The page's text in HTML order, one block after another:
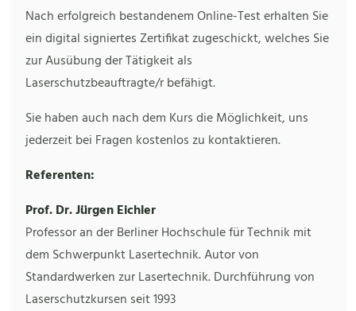
Nach erfolgreich bestandenem Online-Test erhalten Sie
ein digital signiertes Zertifikat zugeschickt, welches Sie
zur Ausübung der Tätigkeit als
Laserschutzbeauftragte/r befähigt.
Sie haben auch nach dem Kurs die Möglichkeit, uns
jederzeit bei Fragen kostenlos zu kontaktieren.
Referenten:
Prof. Dr. Jürgen Eichler
Professor an der Berliner Hochschule für Technik mit
dem Schwerpunkt Lasertechnik. Autor von
Standardwerken zur Lasertechnik. Durchführung von
Laserschutzkursen seit 1993